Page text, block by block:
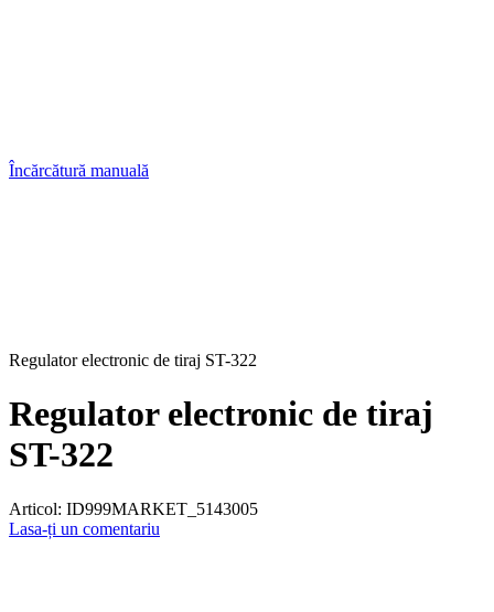
Încărcătură manuală
Regulator electronic de tiraj ST-322
Regulator electronic de tiraj
ST-322
Articol: ID999MARKET_5143005
Lasa-ți un comentariu